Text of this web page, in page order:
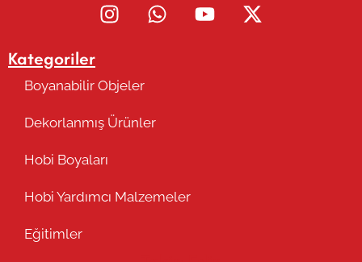
Kategoriler
Boyanabilir Objeler
Dekorlanmış Ürünler
Hobi Boyaları
Hobi Yardımcı Malzemeler
Eğitimler